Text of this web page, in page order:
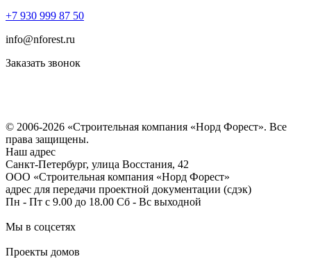
+7 930 999 87 50
info@nforest.ru
Заказать звонок
© 2006-2026 «Строительная компания «Норд Форест». Все
права защищены.
Наш адрес
​Санкт-Петербург, улица Восстания, 42
ООО «Строительная компания «Норд Форест»
адрес для передачи проектной документации (сдэк)
Пн - Пт с 9.00 до 18.00 Сб - Вс выходной
Мы в соцсетях
Проекты домов